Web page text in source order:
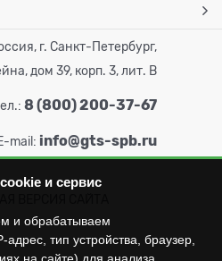
г. Санкт-Петербург,
дом 39, корп. 3, лит. В
8 (800) 200-37-67
mail: info@gts-spb.ru
и сервис
и обрабатываем
адрес, тип устройства, браузер,